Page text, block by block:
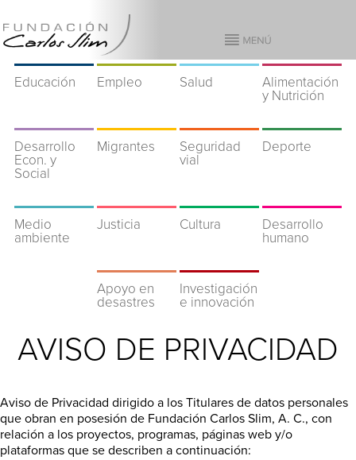
Educación Empleo Salud
Alimentación
y Nutrición
Desarrollo
Econ. y
Social
Migrantes
Seguridad
vial
Deporte
Medio
ambiente
Justicia Cultura
Desarrollo
humano
Apoyo en
desastres
Investigación
e innovación
AVISO DE PRIVACIDAD
Aviso de Privacidad dirigido a los Titulares de datos personales
que obran en posesión de Fundación Carlos Slim, A. C., con
relación a los proyectos, programas, páginas web y/o
plataformas que se describen a continuación: